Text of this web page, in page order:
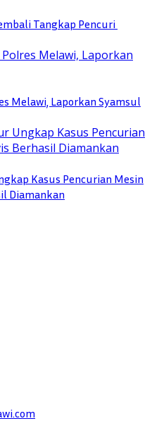
Tangkap Pencuri
Melawi, Laporkan Syamsul
Kasus Pencurian Mesin
Diamankan